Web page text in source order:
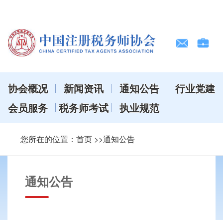
协会概况 新闻资讯 通知公告
行业党建
会员服务
税务师考试 执业规范
您所在的位置： 首页 >>通知公告
通知公告